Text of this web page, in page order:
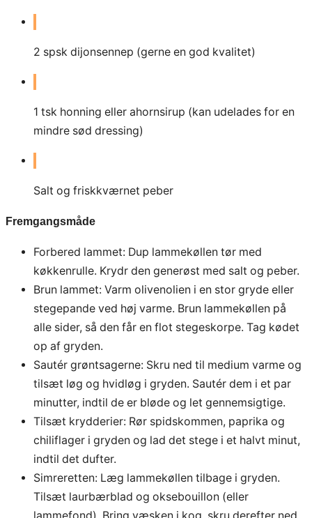
2 spsk dijonsennep (gerne en god kvalitet)
1 tsk honning eller ahornsirup (kan udelades for en
mindre sød dressing)
Salt og friskkværnet peber
Fremgangsmåde
Forbered lammet: Dup lammekøllen tør med
køkkenrulle. Krydr den generøst med salt og peber.
Brun lammet: Varm olivenolien i en stor gryde eller
stegepande ved høj varme. Brun lammekøllen på
alle sider, så den får en flot stegeskorpe. Tag kødet
op af gryden.
Sautér grøntsagerne: Skru ned til medium varme og
tilsæt løg og hvidløg i gryden. Sautér dem i et par
minutter, indtil de er bløde og let gennemsigtige.
Tilsæt krydderier: Rør spidskommen, paprika og
chiliflager i gryden og lad det stege i et halvt minut,
indtil det dufter.
Simreretten: Læg lammekøllen tilbage i gryden.
Tilsæt laurbærblad og oksebouillon (eller
lammefond). Bring væsken i kog, skru derefter ned